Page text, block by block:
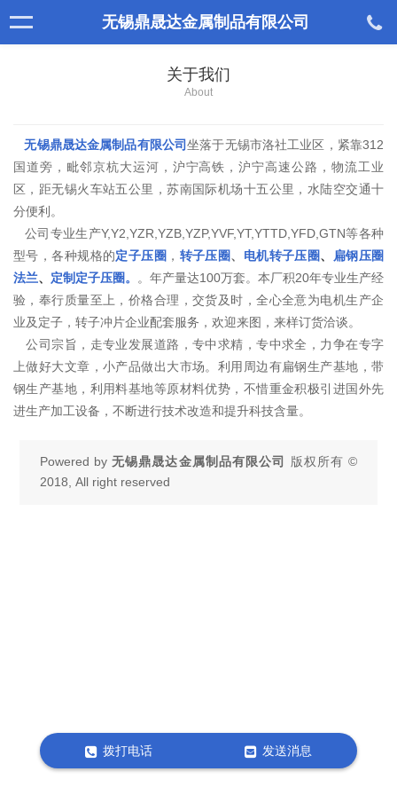
无锡鼎晟达金属制品有限公司
关于我们
About
无锡鼎晟达金属制品有限公司坐落于无锡市洛社工业区，紧靠312
国道旁，毗邻京杭大运河，沪宁高铁，沪宁高速公路，物流工业
区，距无锡火车站五公里，苏南国际机场十五公里，水陆空交通十
分便利。
公司专业生产Y,Y2,YZR,YZB,YZP,YVF,YT,YTTD,YFD,GTN等各种
型号，各种规格的定子压圈 ， 转子压圈、 电机转子压圈、
扁钢压圈
法兰、 定制定子压圈。
。年产量达100万套。本厂积20年专业生产经
验，奉行质量至上，价格合理，交货及时，全心全意为电机生产企
业及定子，转子冲片企业配套服务，欢迎来图，来样订货洽谈。
公司宗旨，走专业发展道路，专中求精，专中求全，力争在专字
上做好大文章，小产品做出大市场。利用周边有扁钢生产基地，带
钢生产基地，利用料基地等原材料优势，不惜重金积极引进国外先
进生产加工设备，不断进行技术改造和提升科技含量。
Powered by无锡鼎晟达金属制品有限公司
版权所有 ©
2018, All right reserved
拨打电话 发送消息